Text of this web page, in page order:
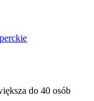
do 40 osób